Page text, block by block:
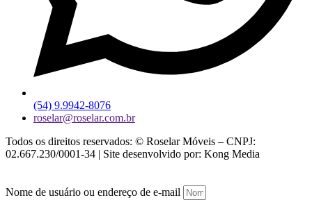
(54) 9.9942-8076
roselar@roselar.com.br
Todos os direitos reservados: © Roselar Móveis – CNPJ:
02.667.230/0001-34 | Site desenvolvido por: Kong Media
Nome de usuário ou endereço de e-mail